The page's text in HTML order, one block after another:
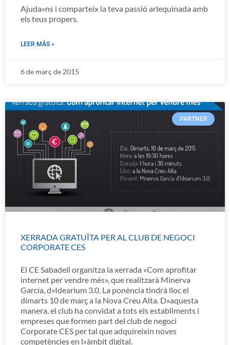
Ajuda»ns i comparteix la teva passió arlequinada amb
els teus propers.
LEER MÁS »
6 de març de 2015
PARTNER
XERRADA GRATUÏTA PER AL CLUB DE NEGOCI
CORPORATE CES
El CE Sabadell organitza la xerrada «Com aprofitar
internet per vendre més», que realitzarà Minerva
García, d»Idearium 3.0. La ponència tindrà lloc el
dimarts 10 de març a la Nova Creu Alta. D»aquesta
manera, el club ha convidat a tots els establiments i
empreses que formen part del club de negoci
Corporate CES per tal que adquireixin noves
competències en l»àmbit digital.